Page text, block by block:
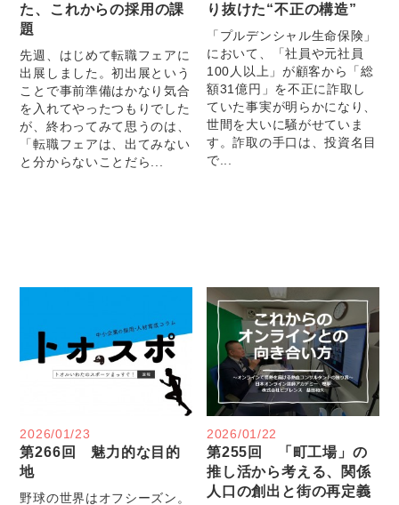
た、これからの採用の課
題
先週、はじめて転職フェアに
出展しました。初出展という
ことで事前準備はかなり気合
を入れてやったつもりでした
が、終わってみて思うのは、
「転職フェアは、出てみない
と分からないことだら...
り抜けた“不正の構造”
「プルデンシャル生命保険」
において、「社員や元社員
100人以上」が顧客から「総
額31億円」を不正に詐取し
ていた事実が明らかになり、
世間を大いに騒がせていま
す。詐取の手口は、投資名目
で...
2026/01/23
第266回 魅力的な目的
地
野球の世界はオフシーズン。
2026/01/22
第255回 「町工場」の
推し活から考える、関係
人口の創出と街の再定義